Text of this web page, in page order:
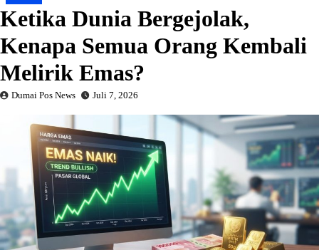
Ketika Dunia Bergejolak,
Kenapa Semua Orang Kembali
Melirik Emas?
Dumai Pos News Juli 7, 2026